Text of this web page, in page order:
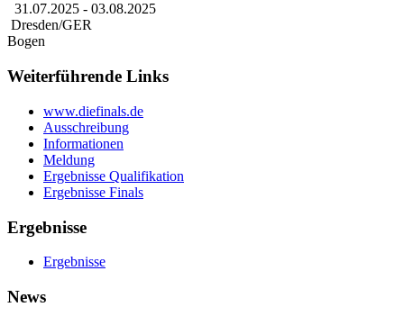
31.07.2025 - 03.08.2025
Dresden/GER
Bogen
Weiterführende Links
www.diefinals.de
Ausschreibung
Informationen
Meldung
Ergebnisse Qualifikation
Ergebnisse Finals
Ergebnisse
Ergebnisse
News